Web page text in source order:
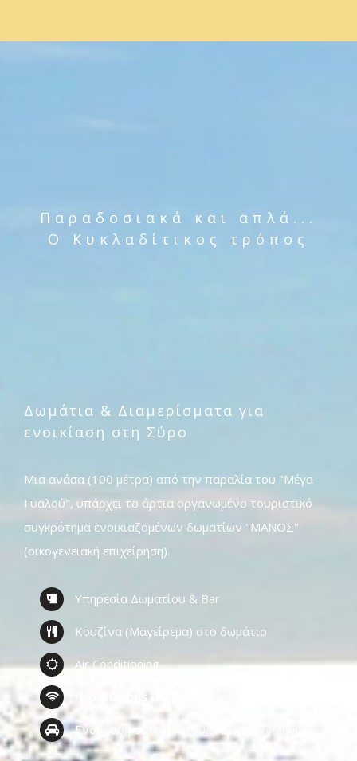
Παραδοσιακά και απλά...
Ο Κυκλαδίτικος τρόπος
Δωμάτια & Διαμερίσματα για
ενοικίαση στη Σύρο
Μια ανάσα (100 μέτρα) από την παραλία του "Μέγα
Γυαλού", υπάρχει το άρτια οργανωμένο τουριστικό
συγκρότημα ενοικιαζομένων δωματίων "ΜΑΝΟΣ"
(οικογενειακή επιχείρηση).
Υπηρεσία Δωματίου & Bar
Κουζίνα (Μαγείρεμα) στο δωμάτιο
Air Conditioning
30Mbps ΙΝΤΕΡΝΕΤ
Ενοικίαση αυτοκινήτου & Δωρεάν Parking